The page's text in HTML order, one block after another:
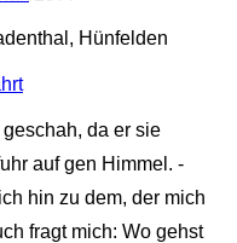
Hünfelden
geschah, da er sie
auf gen Himmel. -
hin zu dem, der mich
fragt mich: Wo gehst